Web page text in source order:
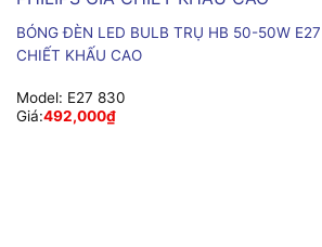
BÓNG ĐÈN LED BULB TRỤ HB 50-50W
CHIẾT KHẤU CAO
Model: E27 830
Giá:492,000₫